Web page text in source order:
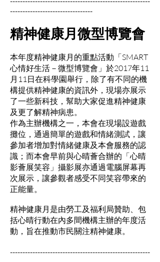
---------------------------------
精神健康月微型博覽會
本年度精神健康月的重點活動「SMART
心情好生活－微型博覽會」於2017年11
月11日在科學園舉行，除了有不同的機
構提供精神健康的資訊外，現場亦展示
了一些新科技，幫助大家促進精神健康
及更了解精神病患。
作為主辦機構之一，本會在現場設遊戲
攤位，通過簡單的遊戲和情緒測試，讓
參加者增加對情緒健康及本會服務的認
識；而本會早前與心晴薈合辦的「心晴
影薈展笑容」攝影展亦通過電腦屏幕再
次展示，讓參觀者感受不同笑容帶來的
正能量。
精神健康月是由勞工及福利局贊助、包
括心晴行動在內多間機構主辦的年度活
動，旨在推動市民關注精神健康。
--------------------------------------------------------